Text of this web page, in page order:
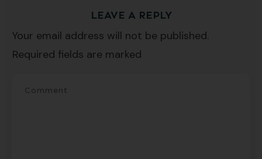
gratuitas por semana, además de la guía
"7 errores comunes al hablar inglés (y
cómo evitarlos)".
LEAVE A REPLY
Your email address will not be published.
Required fields are marked